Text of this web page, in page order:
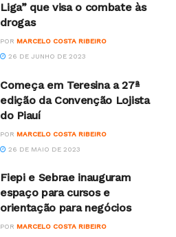
Liga” que visa o combate às
drogas
POR MARCELO COSTA RIBEIRO
26 DE JUNHO DE 2023
Começa em Teresina a 27ª
edição da Convenção Lojista
do Piauí
POR MARCELO COSTA RIBEIRO
26 DE MAIO DE 2023
Fiepi e Sebrae inauguram
espaço para cursos e
orientação para negócios
POR MARCELO COSTA RIBEIRO